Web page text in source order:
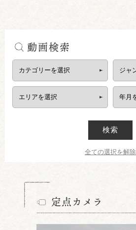
動画検索
検索
全ての選択を解除
定点カメラ